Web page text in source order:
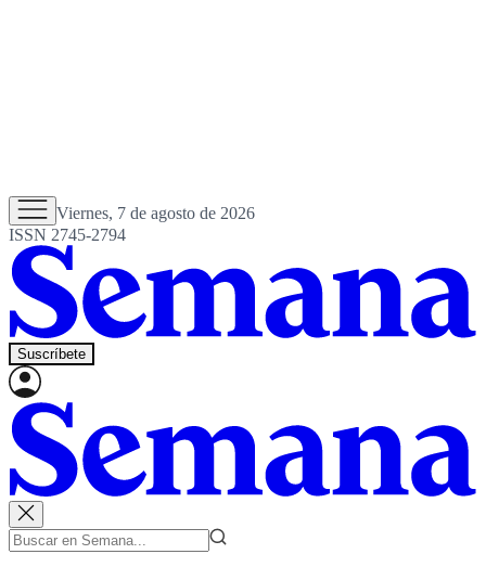
Viernes, 7 de agosto de 2026
ISSN 2745-2794
Suscríbete